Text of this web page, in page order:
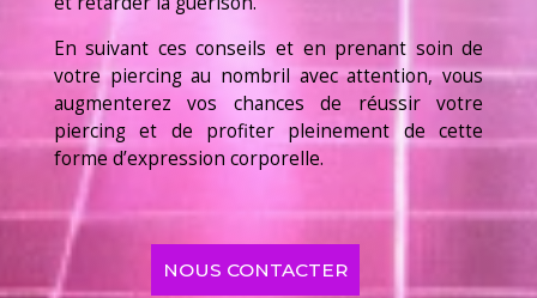
En suivant ces conseils et en prenant soin de
votre piercing au nombril avec attention, vous
augmenterez vos chances de réussir votre
piercing et de profiter pleinement de cette
forme d’expression corporelle.
NOUS CONTACTER